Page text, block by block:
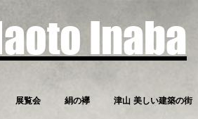
Inaba
展覧会 絹の襷 津山 美しい建築の街